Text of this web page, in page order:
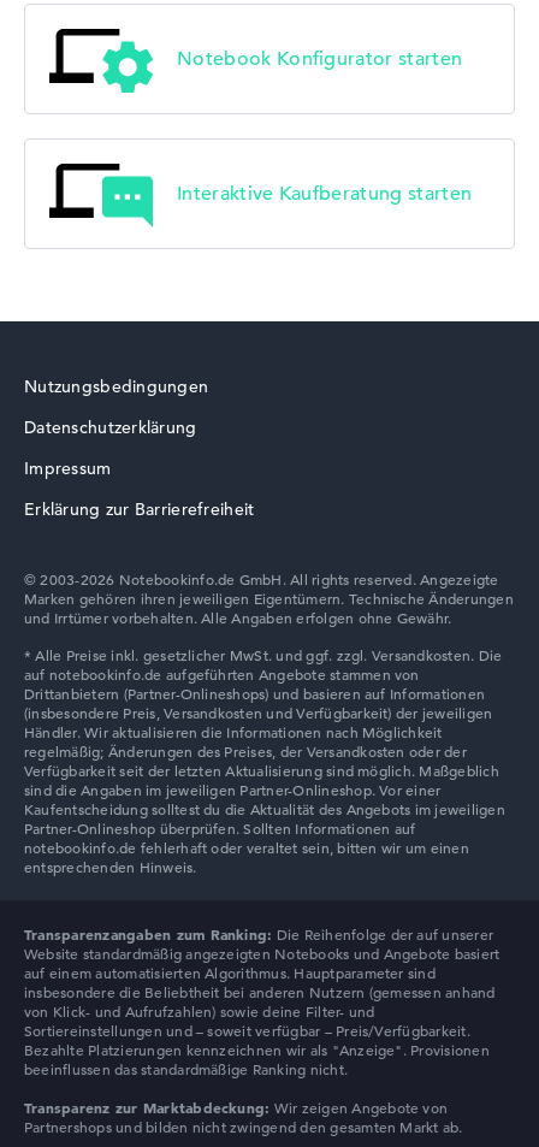
Notebook Konfigurator starten
Interaktive Kaufberatung starten
Nutzungsbedingungen
Datenschutzerklärung
Impressum
Erklärung zur Barrierefreiheit
© 2003-2026 Notebookinfo.de GmbH. All rights reserved. Angezeigte
Marken gehören ihren jeweiligen Eigentümern. Technische Änderungen
und Irrtümer vorbehalten. Alle Angaben erfolgen ohne Gewähr.
Transparenzangaben zum Ranking: Die Reihenfolge der auf unserer
Website standardmäßig angezeigten Notebooks und Angebote basiert
auf einem automatisierten Algorithmus. Hauptparameter sind
insbesondere die Beliebtheit bei anderen Nutzern (gemessen anhand
von Klick- und Aufrufzahlen) sowie deine Filter- und
Sortiereinstellungen und – soweit verfügbar – Preis/Verfügbarkeit.
Bezahlte Platzierungen kennzeichnen wir als "Anzeige". Provisionen
beeinflussen das standardmäßige Ranking nicht.
Transparenz zur Marktabdeckung: Wir zeigen Angebote von
Partnershops und bilden nicht zwingend den gesamten Markt ab.